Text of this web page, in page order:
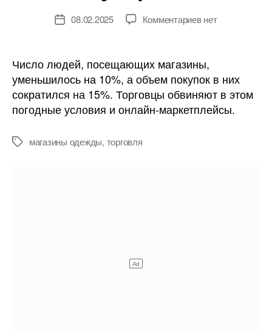
Дата08.02.2025 Комментариевк
одежды
и
обуви
теряют
нет
Число людей, посещающих магазины,
уменьшилось на 10%, а объем покупок в них
сократился на 15%. Торговцы обвиняют в этом
погодные условия и онлайн-маркетплейсы.
Меткимагазины одежды, торговля